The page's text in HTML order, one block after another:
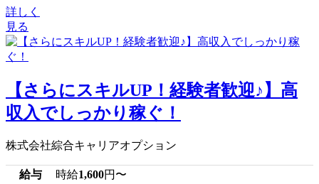
詳しく
見る
【さらにスキルUP！経験者歓迎♪】高
収入でしっかり稼ぐ！
株式会社綜合キャリアオプション
給与 時給1,600円〜